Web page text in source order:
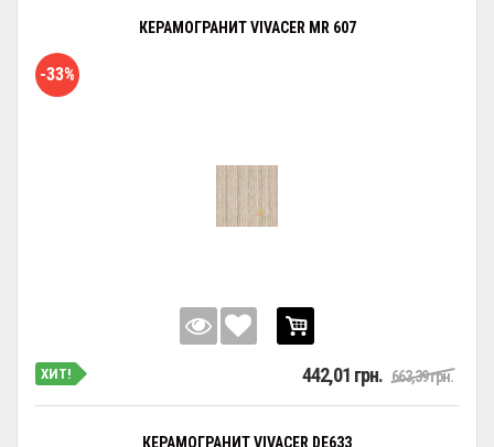
КЕРАМОГРАНИТ VIVACER MR 607
-33%
ХИТ! 442,01 грн. 663,39 грн.
КЕРАМОГРАНИТ VIVACER DE633